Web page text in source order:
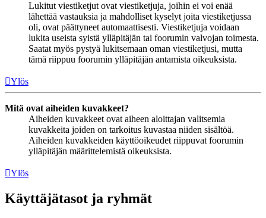
Lukitut viestiketjut ovat viestiketjuja, joihin ei voi enää
lähettää vastauksia ja mahdolliset kyselyt joita viestiketjussa
oli, ovat päättyneet automaattisesti. Viestiketjuja voidaan
lukita useista syistä ylläpitäjän tai foorumin valvojan toimesta.
Saatat myös pystyä lukitsemaan oman viestiketjusi, mutta
tämä riippuu foorumin ylläpitäjän antamista oikeuksista.
Ylös
Mitä ovat aiheiden kuvakkeet?
Aiheiden kuvakkeet ovat aiheen aloittajan valitsemia
kuvakkeita joiden on tarkoitus kuvastaa niiden sisältöä.
Aiheiden kuvakkeiden käyttöoikeudet riippuvat foorumin
ylläpitäjän määrittelemistä oikeuksista.
Ylös
Käyttäjätasot ja ryhmät